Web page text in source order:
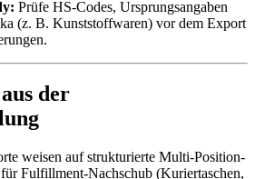
Prüfe HS-Codes, Ursprungsangaben
(z. B. Kunststoffwaren) vor dem Export
der
weisen auf strukturierte Multi-Position-
Fulfillment-Nachschub (Kuriertaschen,